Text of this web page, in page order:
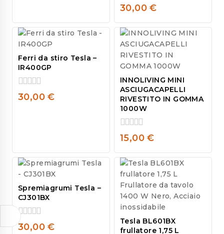
0
of
5
30,00€
Ferri da stiro Tesla –
IR400GP
0
30,00€
INNOLIVING MINI
ASCIUGACAPELLI
RIVESTITO IN GOMMA
1000W
0
of
5
15,00€
Spremiagrumi Tesla –
CJ301BX
0
30,00€
Tesla BL601BX
frullatore 1,75 L